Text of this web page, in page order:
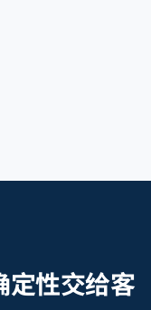
定性交给客